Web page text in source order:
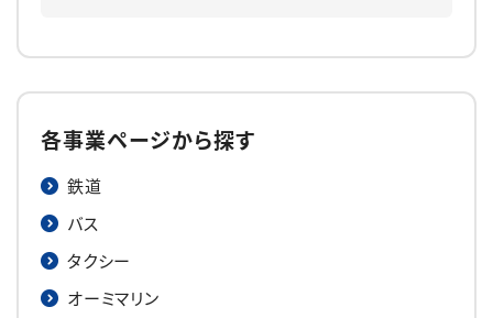
各事業ページから探す
鉄道
バス
タクシー
オーミマリン